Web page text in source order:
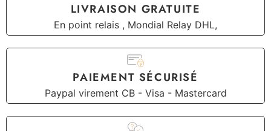
LIVRAISON GRATUITE
En point relais , Mondial Relay DHL,
PAIEMENT SÉCURISÉ
Paypal virement CB - Visa - Mastercard